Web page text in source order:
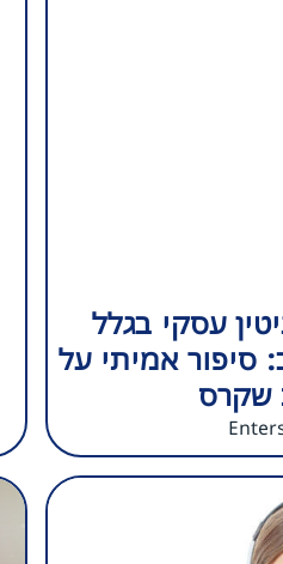
עסקי בגלל
סיפור אמיתי על
שקרס